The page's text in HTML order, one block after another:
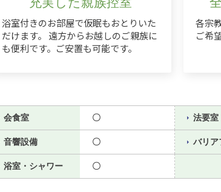
浴室付きのお部屋で仮眠もおとりいた
だけます。 遠方からお越しのご親族に
も便利です。ご安置も可能です。
各宗
ご希
会食室 〇 法要室
音響設備 〇 バリア
浴室・シャワー 〇